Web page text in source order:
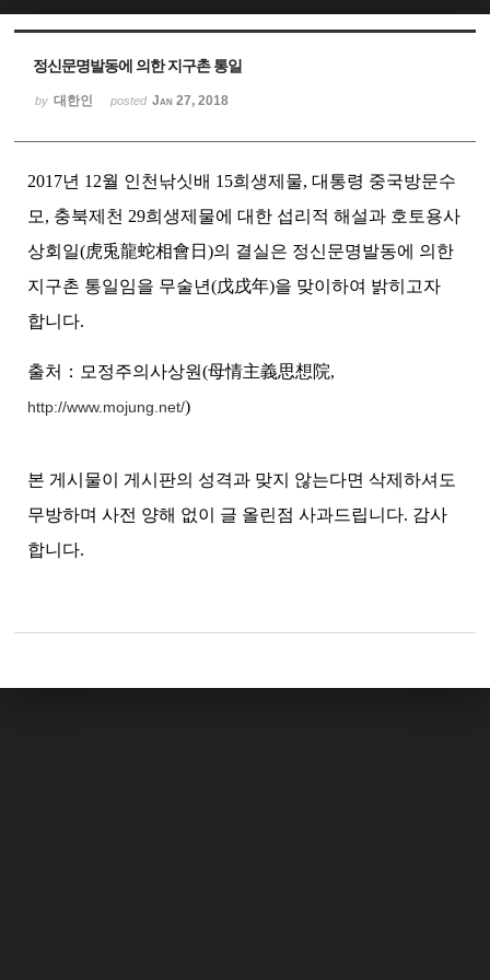
정신문명발동에 의한 지구촌 통일
by 대한인 posted Jan 27, 2018
2017년 12월 인천낚싯배 15희생제물, 대통령 중국방문수
모, 충북제천 29희생제물에 대한 섭리적 해설과 호토용사
상회일(虎兎龍蛇相會日)의 결실은 정신문명발동에 의한
지구촌 통일임을 무술년(戊戌年)을 맞이하여 밝히고자
합니다.
출처：모정주의사상원(母情主義思想院,
http://www.mojung.net/)
본 게시물이 게시판의 성격과 맞지 않는다면 삭제하셔도
무방하며 사전 양해 없이 글 올린점 사과드립니다. 감사
합니다.
Sketchbook5, 스케치북5